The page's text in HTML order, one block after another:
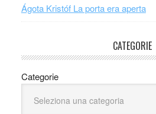
Ágota Kristóf La porta era aperta
CATEGORIE
Categorie